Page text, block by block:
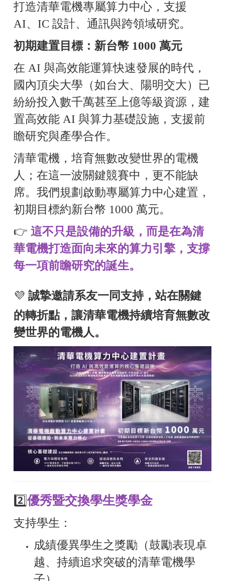
打造清華電機專屬算力中心，支援
AI、IC 設計、通訊與跨領域研究。
初期建置目標：新台幣 1000 萬元
在 AI 與高效能運算快速發展的時代，
國內頂尖大學（如台大、陽明交大）已
紛紛投入數千萬甚至上億等級資源，建
置高效能 AI 與算力基礎設施，支援前
瞻研究與產學合作。
清華電機，培育無數改變世界的電機
人；在這一波關鍵競賽中，更不能缺
席。 我們規劃啟動專屬算力中心建置，
初期目標約新台幣 1000 萬元。
👉 這不只是設備的升級，而是在為清
華電機打造面向未來的算力引擎，支撐
每一項前瞻研究的誕生。
💜 誠摯邀請系友一同支持，站在關鍵
的轉折點，讓清華電機持續培育無數改
變世界的電機人。
2️⃣優秀暨交換學生獎學金
支持學生：
成績優異學生之獎勵（鼓勵表現卓
越、持續追求突破的清華電機學